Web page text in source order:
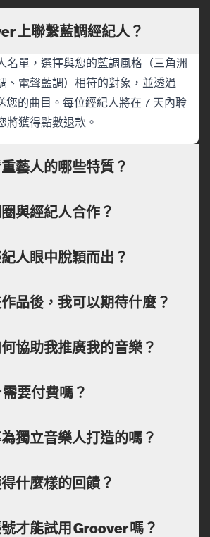
上聯繫藍調經紀人？
名單，選擇與您的藍調風格（三角洲
、電聲藍調）相符的對象，並透過
您的曲目。每位經紀人將在 7 天內聆
將獲得點數退款。
藝人的哪些特質？
與經紀人合作？
人眼中脫穎而出？
品後，我可以期待什麼？
協助我推廣我的音樂？
要付費嗎？
獨立音樂人打造的嗎？
什麼樣的回饋？
才能試用 Groover 嗎？